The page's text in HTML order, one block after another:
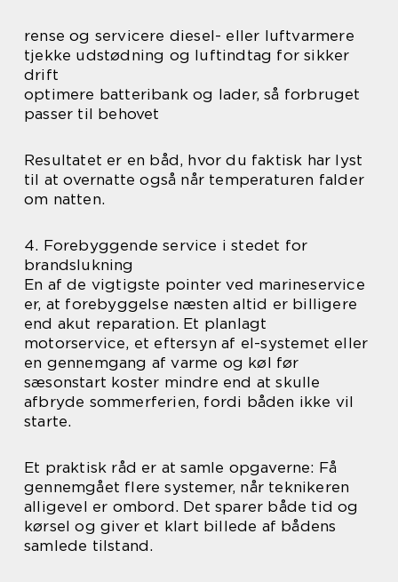
rense og servicere diesel- eller luftvarmere
tjekke udstødning og luftindtag for sikker
drift
optimere batteribank og lader, så forbruget
passer til behovet
Resultatet er en båd, hvor du faktisk har lyst
til at overnatte også når temperaturen falder
om natten.
4. Forebyggende service i stedet for
brandslukning
En af de vigtigste pointer ved marineservice
er, at forebyggelse næsten altid er billigere
end akut reparation. Et planlagt
motorservice, et eftersyn af el-systemet eller
en gennemgang af varme og køl før
sæsonstart koster mindre end at skulle
afbryde sommerferien, fordi båden ikke vil
starte.
Et praktisk råd er at samle opgaverne: Få
gennemgået flere systemer, når teknikeren
alligevel er ombord. Det sparer både tid og
kørsel og giver et klart billede af bådens
samlede tilstand.